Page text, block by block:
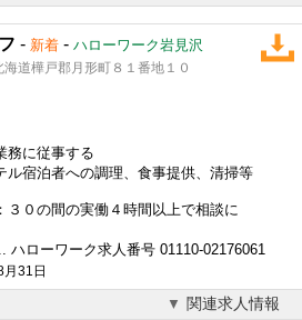
- 新着 - ハローワーク岩見沢
道樺戸郡月形町８１番地１０
務に従事する
ル宿泊者への調理、食事提供、清掃等
３０の間の実働４時間以上で相談に
ハローワーク求人番号 01110-02176061
31日
関連求人情報